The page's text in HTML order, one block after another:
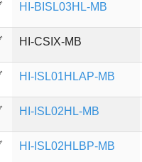
HI-BISL03HL-MB
HI-CSIX-MB
HI-ISL01HLAP-MB
HI-ISL02HL-MB
HI-ISL02HLBP-MB